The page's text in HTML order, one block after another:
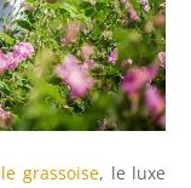
grassoise, le luxe